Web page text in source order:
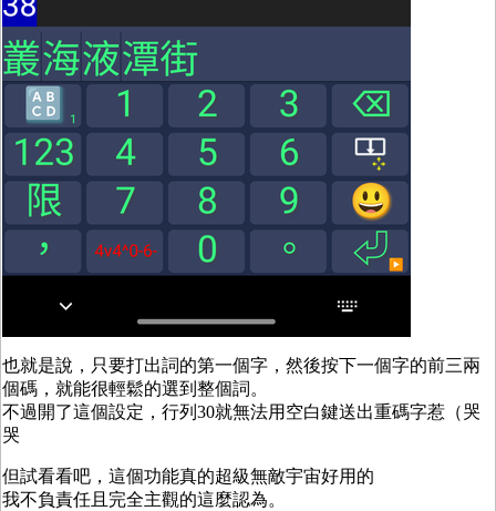
也就是說，只要打出詞的第一個字，然後按下一個字的前三兩
個碼，就能很輕鬆的選到整個詞。
不過開了這個設定，行列30就無法用空白鍵送出重碼字惹（哭
哭
但試看看吧，這個功能真的超級無敵宇宙好用的
我不負責任且完全主觀的這麼認為。